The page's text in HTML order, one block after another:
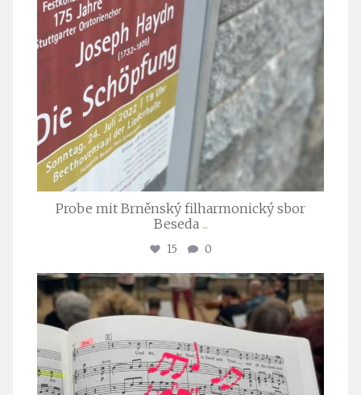
Probe mit Brněnský filharmonický sbor
Beseda ...
15 0
stuttgarter_oratorienchor
Juli 23